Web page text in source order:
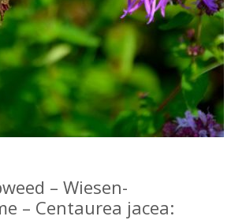
– Wiesen-
– Centaurea jacea: